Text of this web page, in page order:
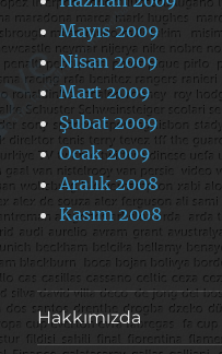
Mayıs 2009
Nisan 2009
Mart 2009
Şubat 2009
Ocak 2009
Aralık 2008
Kasım 2008
Hakkımızda